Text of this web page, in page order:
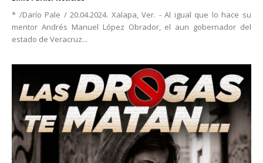
* /Darío Pale / 20.04.2024. Xalapa, Ver. - Al igual que lo hace su
mentor Andrés Manuel López Obrador, el aun gobernador del
estado de Veracruz...